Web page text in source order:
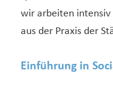
wir arbeiten intensiv
aus der Praxis der
Einführung in